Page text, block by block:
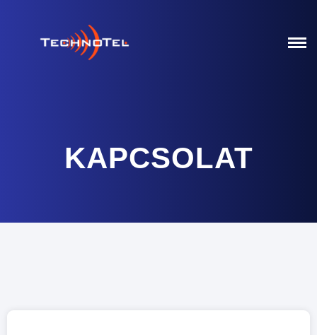
KAPCSOLAT